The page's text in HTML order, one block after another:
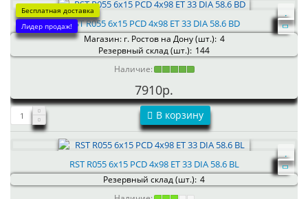
Бесплатная доставка
Лидер продаж!RST R055 6x15 PCD 4x98 ET 33 DIA 58.6 BD
Магазин: г. Ростов на Дону (шт.): 4
Резервный склад (шт.): 144
Наличие:
7910р.
В корзину
RST R055 6x15 PCD 4x98 ET 33 DIA 58.6 BL
Резервный склад (шт.): 4